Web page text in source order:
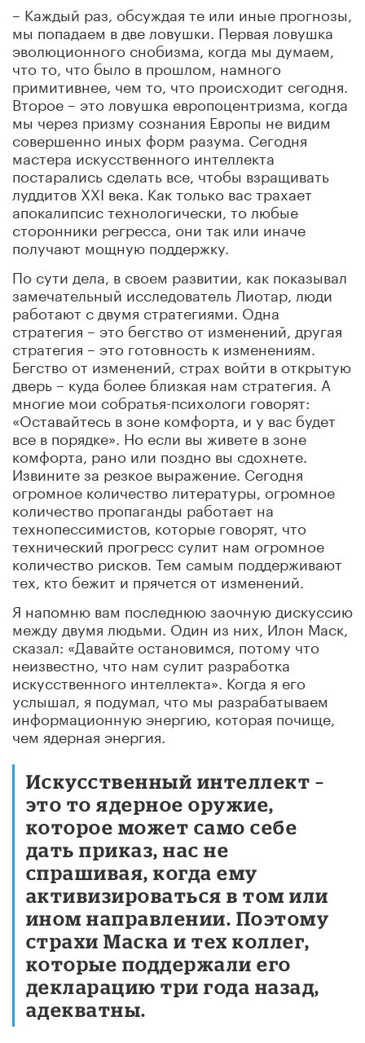
– Каждый раз, обсуждая те или иные прогнозы,
мы попадаем в две ловушки. Первая ловушка
эволюционного снобизма, когда мы думаем,
что то, что было в прошлом, намного
примитивнее, чем то, что происходит сегодня.
Второе – это ловушка европоцентризма, когда
мы через призму сознания Европы не видим
совершенно иных форм разума. Сегодня
мастера искусственного интеллекта
постарались сделать все, чтобы взращивать
луддитов XXI века. Как только вас трахает
апокалипсис технологически, то любые
сторонники регресса, они так или иначе
получают мощную поддержку.
По сути дела, в своем развитии, как показывал
замечательный исследователь Лиотар, люди
работают с двумя стратегиями. Одна
стратегия – это бегство от изменений, другая
стратегия – это готовность к изменениям.
Бегство от изменений, страх войти в открытую
дверь – куда более близкая нам стратегия. А
многие мои собратья-психологи говорят:
«Оставайтесь в зоне комфорта, и у вас будет
все в порядке». Но если вы живете в зоне
комфорта, рано или поздно вы сдохнете.
Извините за резкое выражение. Сегодня
огромное количество литературы, огромное
количество пропаганды работает на
технопессимистов, которые говорят, что
технический прогресс сулит нам огромное
количество рисков. Тем самым поддерживают
тех, кто бежит и прячется от изменений.
Я напомню вам последнюю заочную дискуссию
между двумя людьми. Один из них, Илон Маск,
сказал: «Давайте остановимся, потому что
неизвестно, что нам сулит разработка
искусственного интеллекта». Когда я его
услышал, я подумал, что мы разрабатываем
информационную энергию, которая почище,
чем ядерная энергия.
Искусственный интеллект –
это то ядерное оружие,
которое может само себе
дать приказ, нас не
спрашивая, когда ему
активизироваться в том или
ином направлении. Поэтому
страхи Маска и тех коллег,
которые поддержали его
декларацию три года назад,
адекватны.